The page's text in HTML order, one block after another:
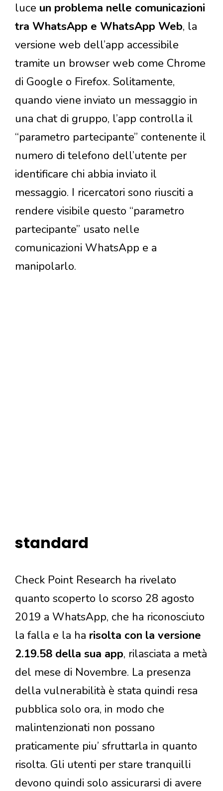
luce un problema nelle comunicazioni
tra WhatsApp e WhatsApp Web, la
versione web dell’app accessibile
tramite un browser web come Chrome
di Google o Firefox. Solitamente,
quando viene inviato un messaggio in
una chat di gruppo, l’app controlla il
“parametro partecipante” contenente il
numero di telefono dell’utente per
identificare chi abbia inviato il
messaggio. I ricercatori sono riusciti a
rendere visibile questo “parametro
partecipante” usato nelle
comunicazioni WhatsApp e a
manipolarlo.
standard
Check Point Research ha rivelato
quanto scoperto lo scorso 28 agosto
2019 a WhatsApp, che ha riconosciuto
la falla e la ha risolta con la versione
2.19.58 della sua app, rilasciata a metà
del mese di Novembre. La presenza
della vulnerabilità è stata quindi resa
pubblica solo ora, in modo che
malintenzionati non possano
praticamente piu’ sfruttarla in quanto
risolta. Gli utenti per stare tranquilli
devono quindi solo assicurarsi di avere